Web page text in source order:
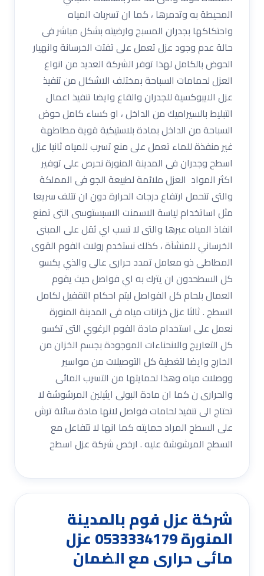
المحيطة به وتدمرها ، كما ان تسربات المياه
واحتكاكها بجدران المسبح وارضيته بشكل مباشر فى
حالة عدم وجود عزل تعمل على تفتت الخرسانة وانهيار
الحوض بالكامل لهذا توفر الشركة العديد من انواع
العزل لحمامات السباحة بمختلف الاشكال من تنفيذ
عزل الايبوكسية للجدران والقاع وايضا تنفيذ اعمال
التبليط بالسيراميك من الداخل ، او كساء كامل حوض
السباحة من الداخل بمادة بلاستيكية قوية مطاطهة
غير منفذة للماء تعمل على منع تسرب للمياه ثانيا عزل
اسطح وجدران فى المدينة المنورة نحرص على توفير
اكثر المواد العزل ملائمة لطبيعة الجو فى المملكة
والتى تتحمل ارتفاع درجات الحرارة دون ان تتلف سريعا
مثل اساتخدام لياسة الاسمنت الاسبستوسى التى تمنع
انفاذ المياه عبرها والتى لا تسب اي ثقل على المبنى
الخرساني للمنشآة ، كذلك نستخدم رولات الفوم القوى
المطاطى ذو معامل تمدد حرارى عالى والذي يكسو
كل السطحدون ان يترك به اي فواصل حيث يقوم
العمال بلحام كل الفواصل ليتم احكام التقفيل لكامل
السطح . ثالثا عزل خزانات مياه فى المدينة المنورة
نعمل على استخدام مادة الفوم الرغوي التى تكسو
كل التعاريج والانحناءات الموجودة بجسم الخزان من
الخارج وايضا لتغطية كل التوصيلات من مواسير
ووصلات مياه وهذا لحمايتها من التسرب المائى
والحرارى ن كما ان مادة البولى ايثيلين المرشوشة لا
تحتاج الى تنفيذ لحامات فواصل لانها مادة سائلة ترش
على السطح المراد حمايته كما انها لا تتفاعل مع
السطح المرشوشة عليه . ارخص شركة عزل اسطح
شركة عزل فوم بالمدينة
المنورة 0533334179 عزل
مائى حرارى مع الضمان